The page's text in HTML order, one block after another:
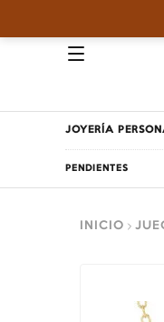
JOYERÍA
PENDIENTES
INICIO